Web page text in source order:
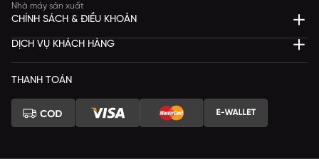
Nhà máy sản xuất
CHÍNH SÁCH & ĐIỀU KHOẢN
DỊCH VỤ KHÁCH HÀNG
THANH TOÁN